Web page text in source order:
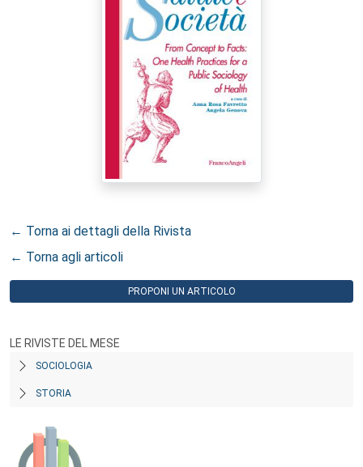
← Torna ai dettagli della Rivista
← Torna agli articoli
PROPONI UN ARTICOLO
LE RIVISTE DEL MESE
SOCIOLOGIA
STORIA